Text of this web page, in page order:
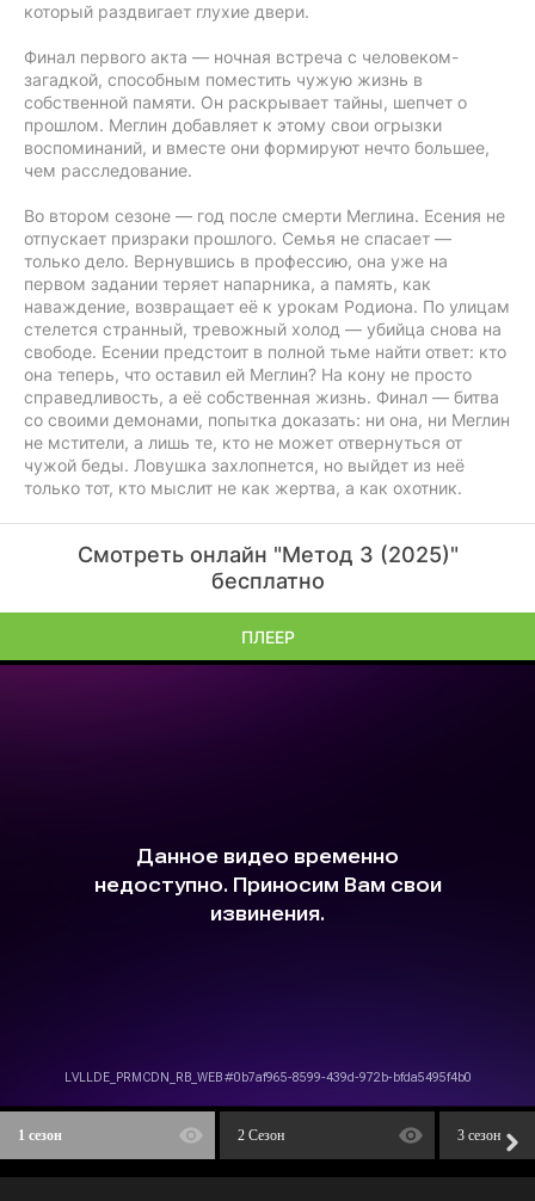
который раздвигает глухие двери.
Финал первого акта — ночная встреча с человеком-
загадкой, способным поместить чужую жизнь в
собственной памяти. Он раскрывает тайны, шепчет о
прошлом. Меглин добавляет к этому свои огрызки
воспоминаний, и вместе они формируют нечто большее,
чем расследование.
Во втором сезоне — год после смерти Меглина. Есения не
отпускает призраки прошлого. Семья не спасает —
только дело. Вернувшись в профессию, она уже на
первом задании теряет напарника, а память, как
наваждение, возвращает её к урокам Родионa. По улицам
стелется странный, тревожный холод — убийца снова на
свободе. Есении предстоит в полной тьме найти ответ: кто
она теперь, что оставил ей Меглин? На кону не просто
справедливость, а её собственная жизнь. Финал — битва
со своими демонами, попытка доказать: ни она, ни Меглин
не мстители, а лишь те, кто не может отвернуться от
чужой беды. Ловушка захлопнется, но выйдет из неё
только тот, кто мыслит не как жертва, а как охотник.
Смотреть онлайн "Метод 3 (2025)"
бесплатно
ПЛЕЕР
1 сезон 2 Сезон 3 сезон